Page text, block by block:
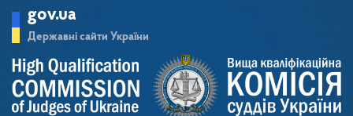
основного
матеріалу
gov.ua
Державні сайти України